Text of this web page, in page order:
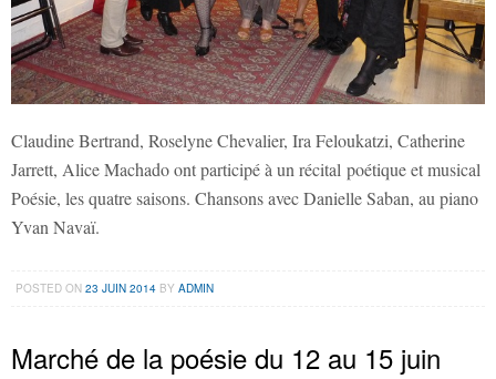
Claudine Bertrand, Roselyne Chevalier, Ira Feloukatzi, Catherine
Jarrett, Alice Machado ont participé à un récital poétique et musical
Poésie, les quatre saisons. Chansons avec Danielle Saban, au piano
Yvan Navaï.
POSTED ON23 JUIN 2014 BYADMIN
Marché de la poésie du 12 au 15 juin